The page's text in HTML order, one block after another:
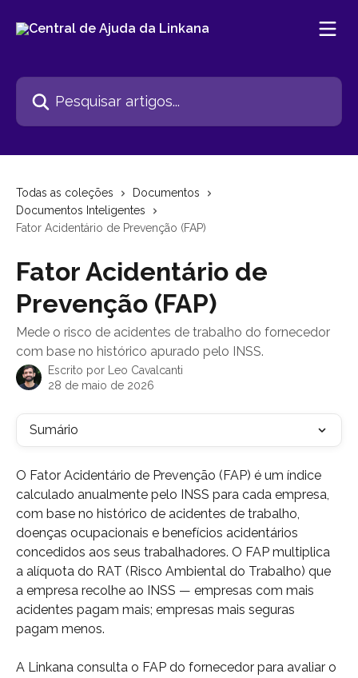
Pesquisar artigos...
Todas as coleções
Documentos
Documentos Inteligentes
Fator Acidentário de Prevenção (FAP)
Fator Acidentário de
Prevenção (FAP)
Mede o risco de acidentes de trabalho do fornecedor
com base no histórico apurado pelo INSS.
Escrito por
Leo Cavalcanti
28 de maio de 2026
Sumário
O Fator Acidentário de Prevenção (FAP) é um índice
calculado anualmente pelo INSS para cada empresa,
com base no histórico de acidentes de trabalho,
doenças ocupacionais e benefícios acidentários
concedidos aos seus trabalhadores. O FAP multiplica
a alíquota do RAT (Risco Ambiental do Trabalho) que
a empresa recolhe ao INSS — empresas com mais
acidentes pagam mais; empresas mais seguras
pagam menos.
A Linkana consulta o FAP do fornecedor para avaliar o